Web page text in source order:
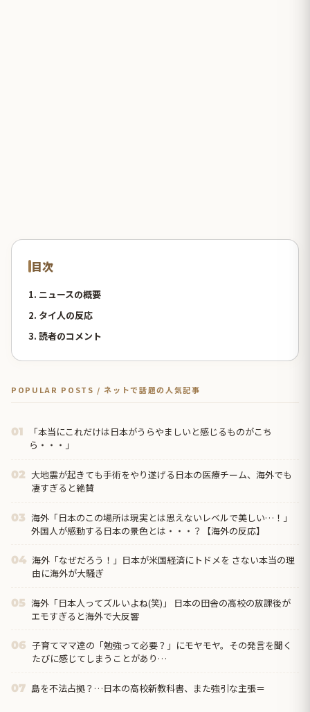
目次
1. ニュースの概要
2. タイ人の反応
3. 読者のコメント
POPULAR POSTS / ネットで話題の人気記事
01
「本当にこれだけは日本がうらやましいと感じるものがこち
ら・・・」
02 大地震が起きても手術をやり遂げる日本の医療チーム、海外でも
凄すぎると絶賛
03 海外「日本のこの場所は現実とは思えないレベルで美しい…！」
外国人が感動する日本の景色とは・・・？【海外の反応】
04 海外「なぜだろう！」日本が米国経済にトドメを さない本当の理
由に海外が大騒ぎ
05 海外「日本人ってズルいよね(笑)」 日本の田舎の高校の放課後が
エモすぎると海外で大反響
06 子育てママ達の「勉強って必要？」にモヤモヤ。その発言を聞く
たびに感じてしまうことがあり…
07 島を不法占拠？…日本の高校新教科書、また強引な主張＝